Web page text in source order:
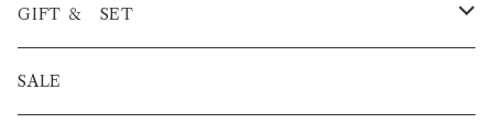
浅煎り
中煎り
STRAIGHT
浅煎り
PREMIUM
ICED COFFEE
COFFEE BAG
GIFT ＆ SET
COFFEE BAG
SALE